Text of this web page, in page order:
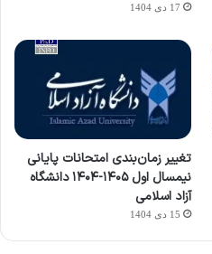
17 دی 1404
تغییر زمان‌بندی امتحانات پایانی
نیمسال اول ۱۴۰۵-۱۴۰۴ دانشگاه
آزاد اسلامی
15 دی 1404